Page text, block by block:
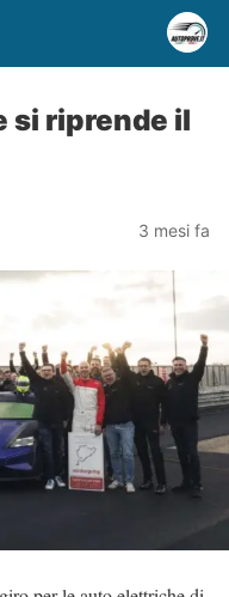
si riprende il
3 mesi fa